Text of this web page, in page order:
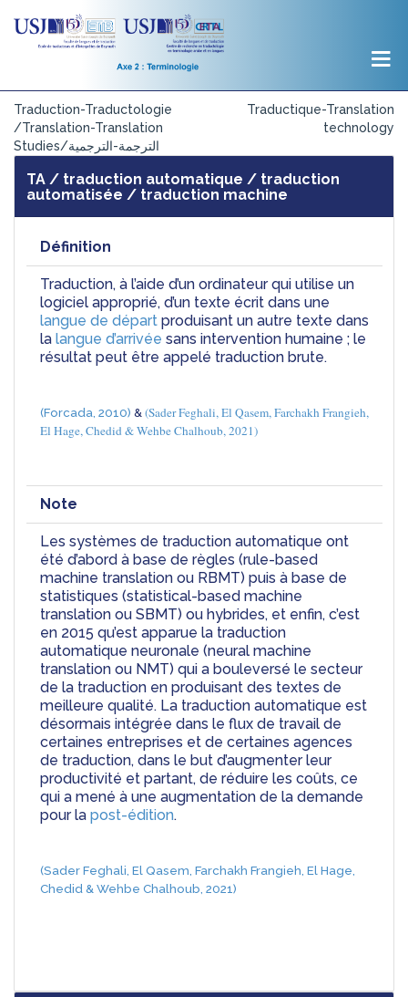
Traduction-Traductologie
/Translation-Translation
Studies/الترجمة-الترجمية
Traductique-Translation
technology
TA / traduction automatique / traduction
automatisée / traduction machine
Définition
Traduction, à l’aide d’un ordinateur qui utilise un
langue de départ produisant un autre texte dans
la langue d’arrivée sans intervention humaine ; le
résultat peut être appelé traduction brute.
(Forcada, 2010) & (Sader Feghali, El Qasem, Farchakh Frangieh,
El Hage, Chedid & Wehbe Chalhoub, 2021)
Note
Les systèmes de traduction automatique ont
été d’abord à base de règles (rule-based
machine translation ou RBMT) puis à base de
statistiques (statistical-based machine
translation ou SBMT) ou hybrides, et enfin, c’est
en 2015 qu’est apparue la traduction
automatique neuronale (neural machine
translation ou NMT) qui a bouleversé le secteur
de la traduction en produisant des textes de
meilleure qualité. La traduction automatique est
désormais intégrée dans le flux de travail de
certaines entreprises et de certaines agences
de traduction, dans le but d’augmenter leur
productivité et partant, de réduire les coûts, ce
qui a mené à une augmentation de la demande
pour la post-édition.
(Sader Feghali, El Qasem, Farchakh Frangieh, El Hage,
Chedid & Wehbe Chalhoub, 2021)